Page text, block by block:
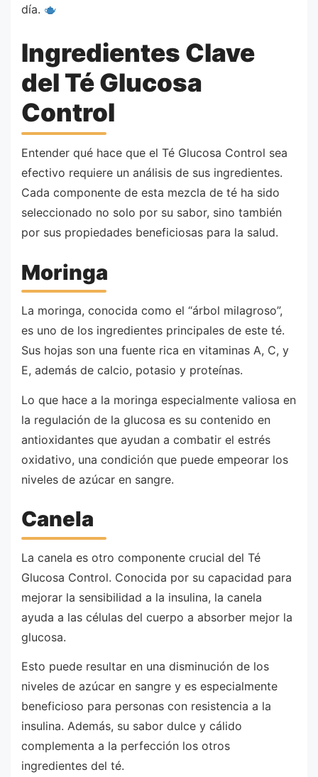
día.
Ingredientes Clave
del Té Glucosa
Control
Entender qué hace que el Té Glucosa Control sea
efectivo requiere un análisis de sus ingredientes.
Cada componente de esta mezcla de té ha sido
seleccionado no solo por su sabor, sino también
por sus propiedades beneficiosas para la salud.
Moringa
La moringa, conocida como el “árbol milagroso”,
es uno de los ingredientes principales de este té.
Sus hojas son una fuente rica en vitaminas A, C, y
E, además de calcio, potasio y proteínas.
Lo que hace a la moringa especialmente valiosa en
la regulación de la glucosa es su contenido en
antioxidantes que ayudan a combatir el estrés
oxidativo, una condición que puede empeorar los
niveles de azúcar en sangre.
Canela
La canela es otro componente crucial del Té
Glucosa Control. Conocida por su capacidad para
mejorar la sensibilidad a la insulina, la canela
ayuda a las células del cuerpo a absorber mejor la
glucosa.
Esto puede resultar en una disminución de los
niveles de azúcar en sangre y es especialmente
beneficioso para personas con resistencia a la
insulina. Además, su sabor dulce y cálido
complementa a la perfección los otros
ingredientes del té.